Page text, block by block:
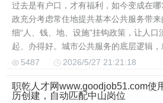
过去是有户口，才有福利，如今变成在
政充分考虑常住地提共基本公共服务带
细“人、钱、地、设施”挂钩政策，让人
起、办得好。城市公共服务的底层逻辑，
5487
2026/5/27 21:21:18
职乾人才网www.goodjob51.com使
历创建，自动匹配中山岗位